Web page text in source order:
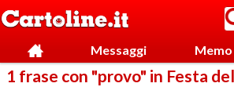
Messaggi Memo
1 frase con "provo" in Festa